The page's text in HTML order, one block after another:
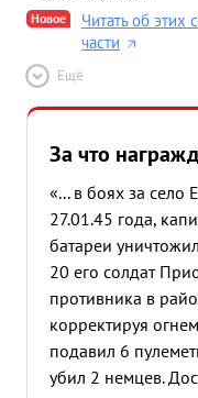
Новое
Читать об этих
части
Ещё
За что
«... в боях за село
27.01.45 года,
батареи
20 его солдат
противника в
корректируя
подавил 6
убил 2 немцев.